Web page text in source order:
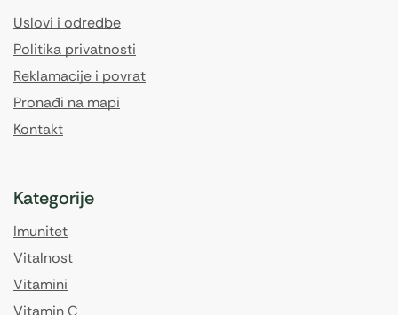
Uslovi i odredbe
Politika privatnosti
Reklamacije i povrat
Pronađi na mapi
Kontakt
Kategorije
Imunitet
Vitalnost
Vitamini
Vitamin C